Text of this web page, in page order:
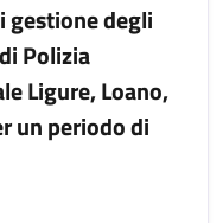
gestione degli
Polizia
Ligure, Loano,
un periodo di